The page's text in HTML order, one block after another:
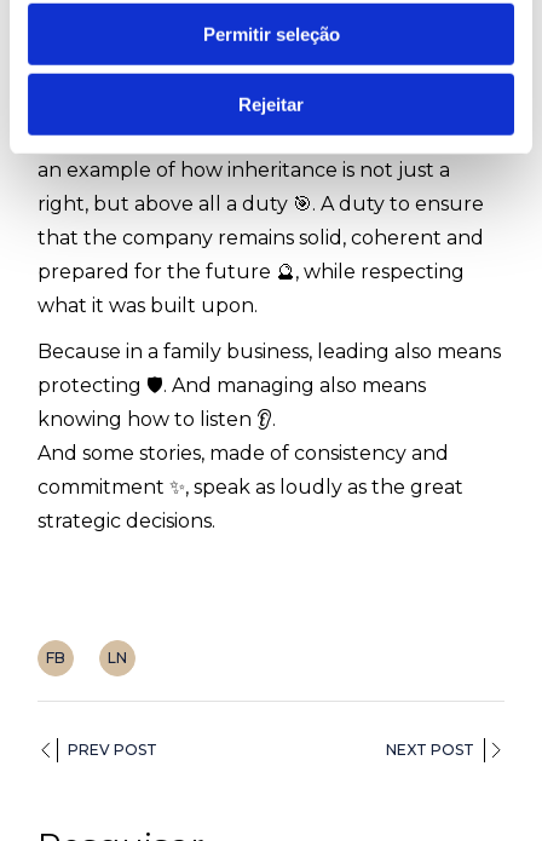
Permitir seleção
Rejeitar
identity, while at the same time embracing the
In the day-to-day life of Ruy de Lacerda, Clara is
an example of how inheritance is not just a
right, but above all a duty 🎯. A duty to ensure
that the company remains solid, coherent and
prepared for the future 🔮, while respecting
what it was built upon.
Because in a family business, leading also means
protecting 🛡️. And managing also means
knowing how to listen 👂.
And some stories, made of consistency and
commitment ✨, speak as loudly as the great
strategic decisions.
FB LN
PREV POST NEXT POST